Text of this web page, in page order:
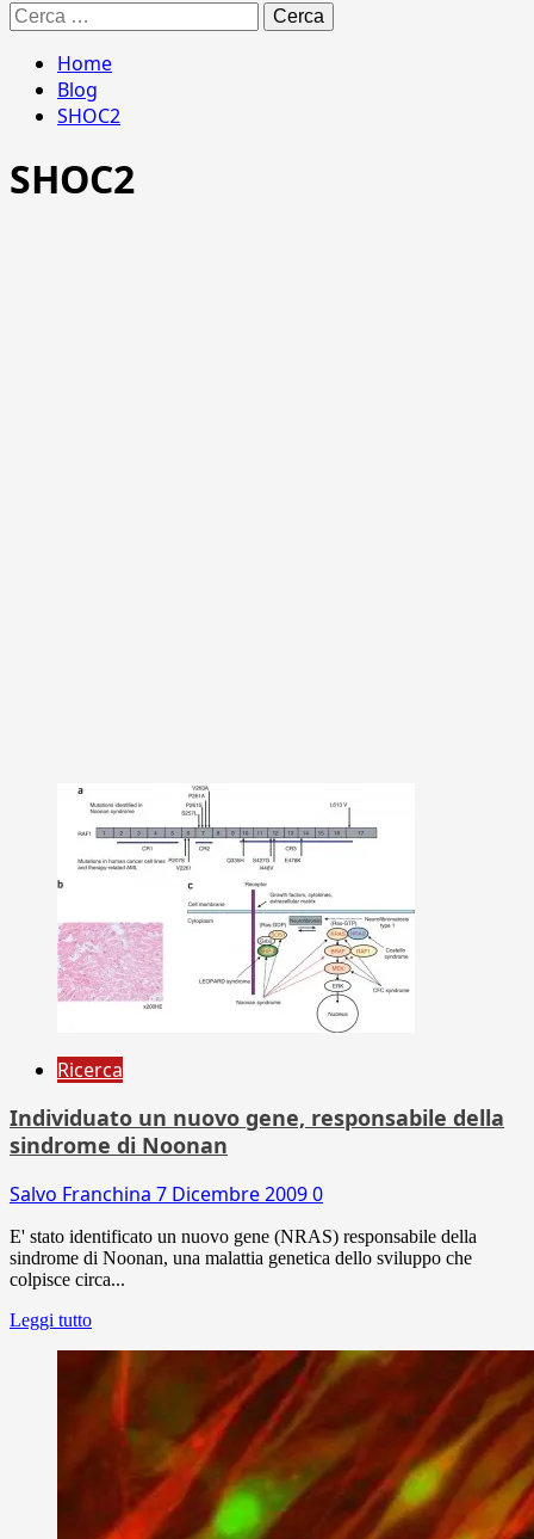
Ricerca
per:
Home
Blog
SHOC2
SHOC2
Ricerca
Individuato un nuovo gene, responsabile della
sindrome di Noonan
Salvo Franchina 7 Dicembre 20090
E' stato identificato un nuovo gene (NRAS) responsabile della
sindrome di Noonan, una malattia genetica dello sviluppo che
colpisce circa...
Leggi tutto